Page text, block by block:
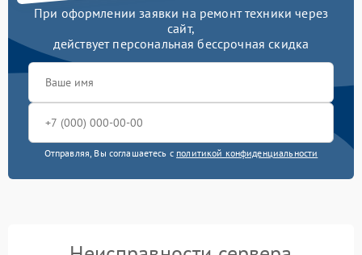
При оформлении заявки на ремонт техники через
сайт,
действует персональная бессрочная скидка
Отправляя, Вы соглашаетесь с политикой конфиденциальности